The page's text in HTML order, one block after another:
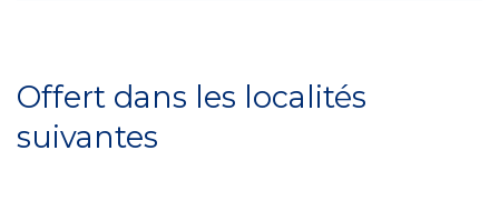
Offert dans les localités
suivantes